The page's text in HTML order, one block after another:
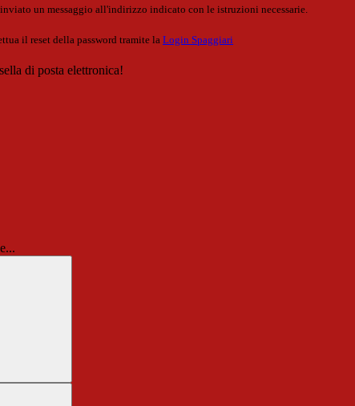
un messaggio all'indirizzo indicato con le istruzioni necessarie.
il reset della password tramite la Login Spaggiari
di posta elettronica!